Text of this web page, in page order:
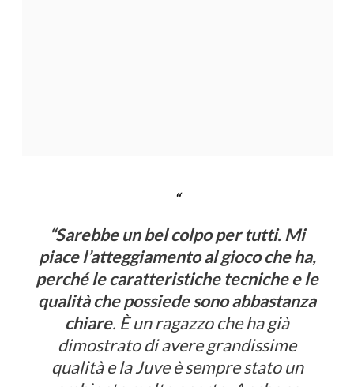
“Sarebbe un bel colpo per tutti. Mi
piace l’atteggiamento al gioco che ha,
perché le caratteristiche tecniche e le
qualità che possiede sono abbastanza
chiare. È un ragazzo che ha già
dimostrato di avere grandissime
qualità e la Juve è sempre stato un